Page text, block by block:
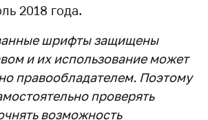
2018 года.
шрифты защищены
и их использование может
правообладателем. Поэтому
проверять
возможность